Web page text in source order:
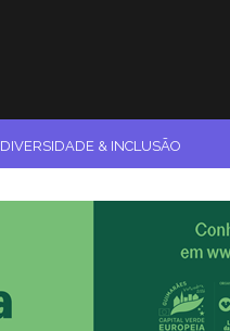
DIVERSIDADE & INCLUSÃO